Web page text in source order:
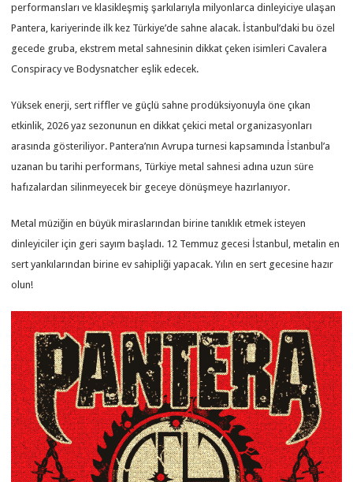
performansları ve klasikleşmiş şarkılarıyla milyonlarca dinleyiciye ulaşan
Pantera, kariyerinde ilk kez Türkiye’de sahne alacak. İstanbul’daki bu özel
gecede gruba, ekstrem metal sahnesinin dikkat çeken isimleri Cavalera
Conspiracy ve Bodysnatcher eşlik edecek.
Yüksek enerji, sert riffler ve güçlü sahne prodüksiyonuyla öne çıkan
etkinlik, 2026 yaz sezonunun en dikkat çekici metal organizasyonları
arasında gösteriliyor. Pantera’nın Avrupa turnesi kapsamında İstanbul’a
uzanan bu tarihi performans, Türkiye metal sahnesi adına uzun süre
hafızalardan silinmeyecek bir geceye dönüşmeye hazırlanıyor.
Metal müziğin en büyük miraslarından birine tanıklık etmek isteyen
dinleyiciler için geri sayım başladı. 12 Temmuz gecesi İstanbul, metalin en
sert yankılarından birine ev sahipliği yapacak. Yılın en sert gecesine hazır
olun!